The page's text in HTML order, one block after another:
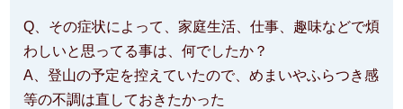
Q、その症状によって、家庭生活、仕事、趣味などで煩
わしいと思ってる事は、何でしたか？
A、登山の予定を控えていたので、めまいやふらつき感
等の不調は直しておきたかった